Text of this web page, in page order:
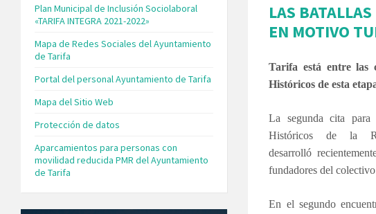
LAS
EN MOTIVO
Tarifa está entre las
Históricos de esta
La segunda cita para
Históricos de la
desarrolló
fundadores del
En el segundo
Plan Municipal de Inclusión Sociolaboral
«TARIFA INTEGRA 2021-2022»
Mapa de Redes Sociales del Ayuntamiento
de Tarifa
Portal del personal Ayuntamiento de Tarifa
Mapa del Sitio Web
Protección de datos
Aparcamientos para personas con
movilidad reducida PMR del Ayuntamiento
de Tarifa